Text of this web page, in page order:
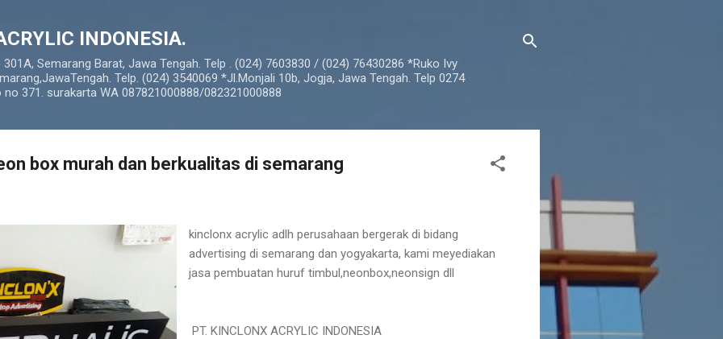
INDONESIA.
Semarang Barat, Jawa Tengah. Telp . (024) 7603830 / (024) 76430286 *Ruko Ivy
Telp. (024) 3540069 *Jl.Monjali 10b, Jogja, Jawa Tengah. Telp 0274
371. surakarta WA 087821000888/082321000888
box murah dan berkualitas di semarang
kinclonx acrylic adlh perusahaan bergerak di bidang
advertising di semarang dan yogyakarta, kami meyediakan
jasa pembuatan huruf timbul,neonbox,neonsign dll
PT. KINCLONX ACRYLIC INDONESIA